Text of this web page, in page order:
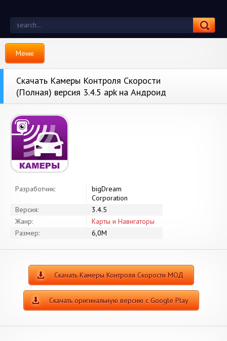
Меню
Скачать Камеры Контроля Скорости
(Полная) версия 3.4.5 apk на Андроид
Разработчик:
bigDream
Corporation
Версия:
3.4.5
Жанр:
Карты и Навигаторы
Размер:
6,0M
Скачать Камеры Контроля Скорости МОД
Скачать оригинальную версию с Google Play